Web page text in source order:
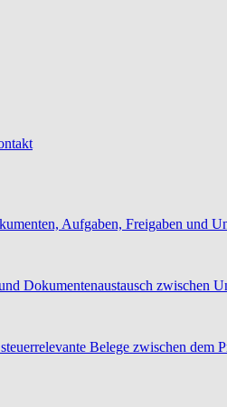
Aufgaben, Freigaben und
Dokumentenaustausch zwischen
Belege zwischen dem